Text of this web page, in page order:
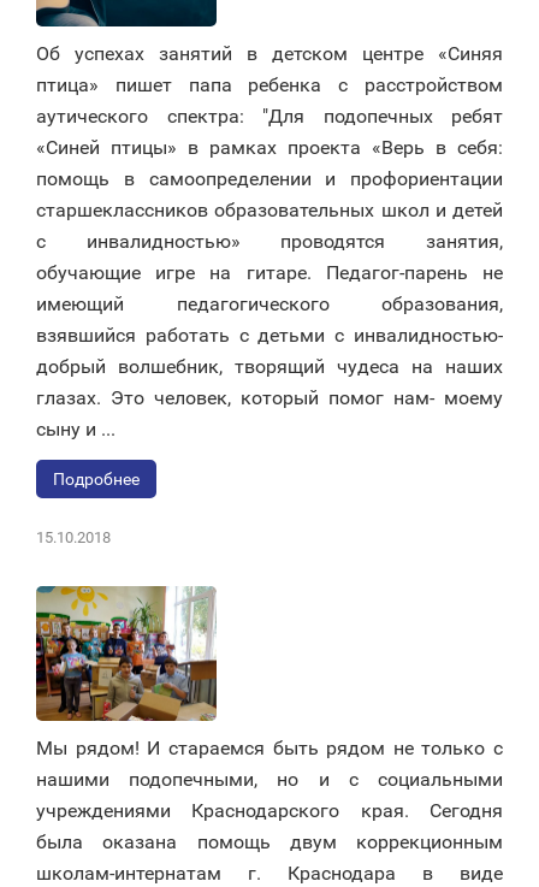
Об успехах занятий в детском центре «Синяя
птица» пишет папа ребенка с расстройством
аутического спектра: "Для подопечных ребят
«Синей птицы» в рамках проекта «Верь в себя:
помощь в самоопределении и профориентации
старшеклассников образовательных школ и детей
с инвалидностью» проводятся занятия,
обучающие игре на гитаре. Педагог-парень не
имеющий педагогического образования,
взявшийся работать с детьми с инвалидностью-
добрый волшебник, творящий чудеса на наших
глазах. Это человек, который помог нам- моему
сыну и ...
Подробнее
15.10.2018
Мы рядом! И стараемся быть рядом не только с
нашими подопечными, но и с социальными
учреждениями Краснодарского края. Сегодня
была оказана помощь двум коррекционным
школам-интернатам г. Краснодара в виде